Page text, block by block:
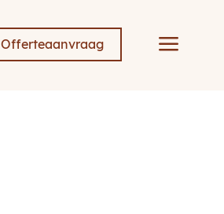
Offerteaanvraag a